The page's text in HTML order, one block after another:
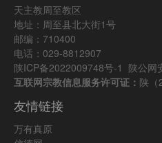
天主教周至教区
地址：周至县北大街1号
邮编：710400
电话：029-8812907
陕ICP备2022009748号-1 陕公网
互联网宗教信息服务许可证： 陕（
友情链接
万有真原